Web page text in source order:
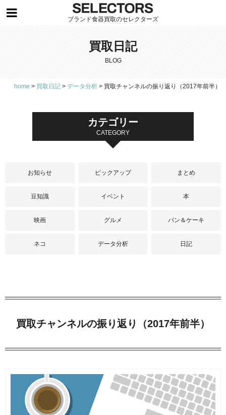
ブランド食器買取のセレクターズ
買取日記
BLOG
home > 買取日記 > データ分析 > 買取チャンネルの振り返り（2017年前半）
カテゴリー
CATEGORY
お知らせ ピックアップ まとめ
豆知識 イベント 本
映画 グルメ パン＆ケーキ
ネコ データ分析 日記
買取チャンネルの振り返り（2017年前半）